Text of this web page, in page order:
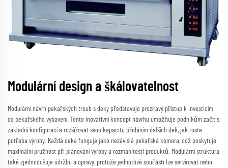
Modulární design a škálovatelnost
Modulární návrh pekařských troub s deky představuje prozíravý přístup k investicím
do pekařského vybavení. Tento inovativní koncept návrhu umožňuje podnikům začít s
základní konfigurací a rozšiřovat svou kapacitu přidáním dalších dek, jak roste
potřeba výroby. Každá deka funguje jako nezávislá pekařská komora, což poskytuje
maximální pružnost při plánování výroby a rozmanitosti produktů. Modulární struktura
také zjednodušuje údržbu a opravy, protože jednotlivé součásti lze servírovat nebo